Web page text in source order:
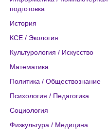
подготовка
История
КСЕ / Экология
Культурология / Искусство
Математика
Политика / Обществознание
Психология / Педагогика
Социология
Физкультура / Медицина